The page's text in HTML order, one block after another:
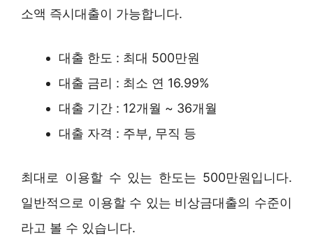
소액 즉시대출이 가능합니다.
대출 한도 : 최대 500만원
대출 금리 : 최소 연 16.99%
대출 기간 : 12개월 ~ 36개월
대출 자격 : 주부, 무직 등
최대로 이용할 수 있는 한도는 500만원입니다.
일반적으로 이용할 수 있는 비상금대출의 수준이
라고 볼 수 있습니다.